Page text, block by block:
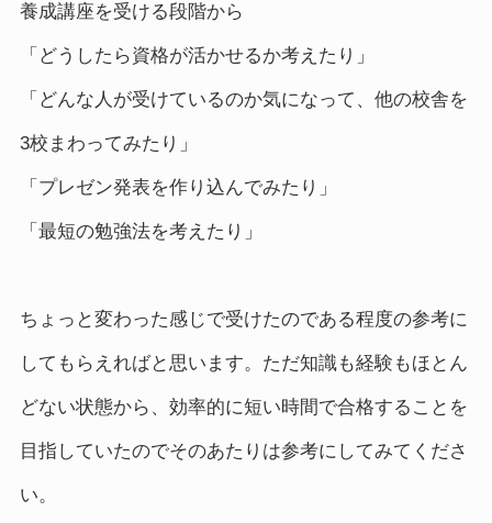
養成講座を受ける段階から
「どうしたら資格が活かせるか考えたり」
「どんな人が受けているのか気になって、他の校舎を
3校まわってみたり」
「プレゼン発表を作り込んでみたり」
「最短の勉強法を考えたり」
ちょっと変わった感じで受けたのである程度の参考に
してもらえればと思います。ただ知識も経験もほとん
どない状態から、効率的に短い時間で合格することを
目指していたのでそのあたりは参考にしてみてくださ
い。